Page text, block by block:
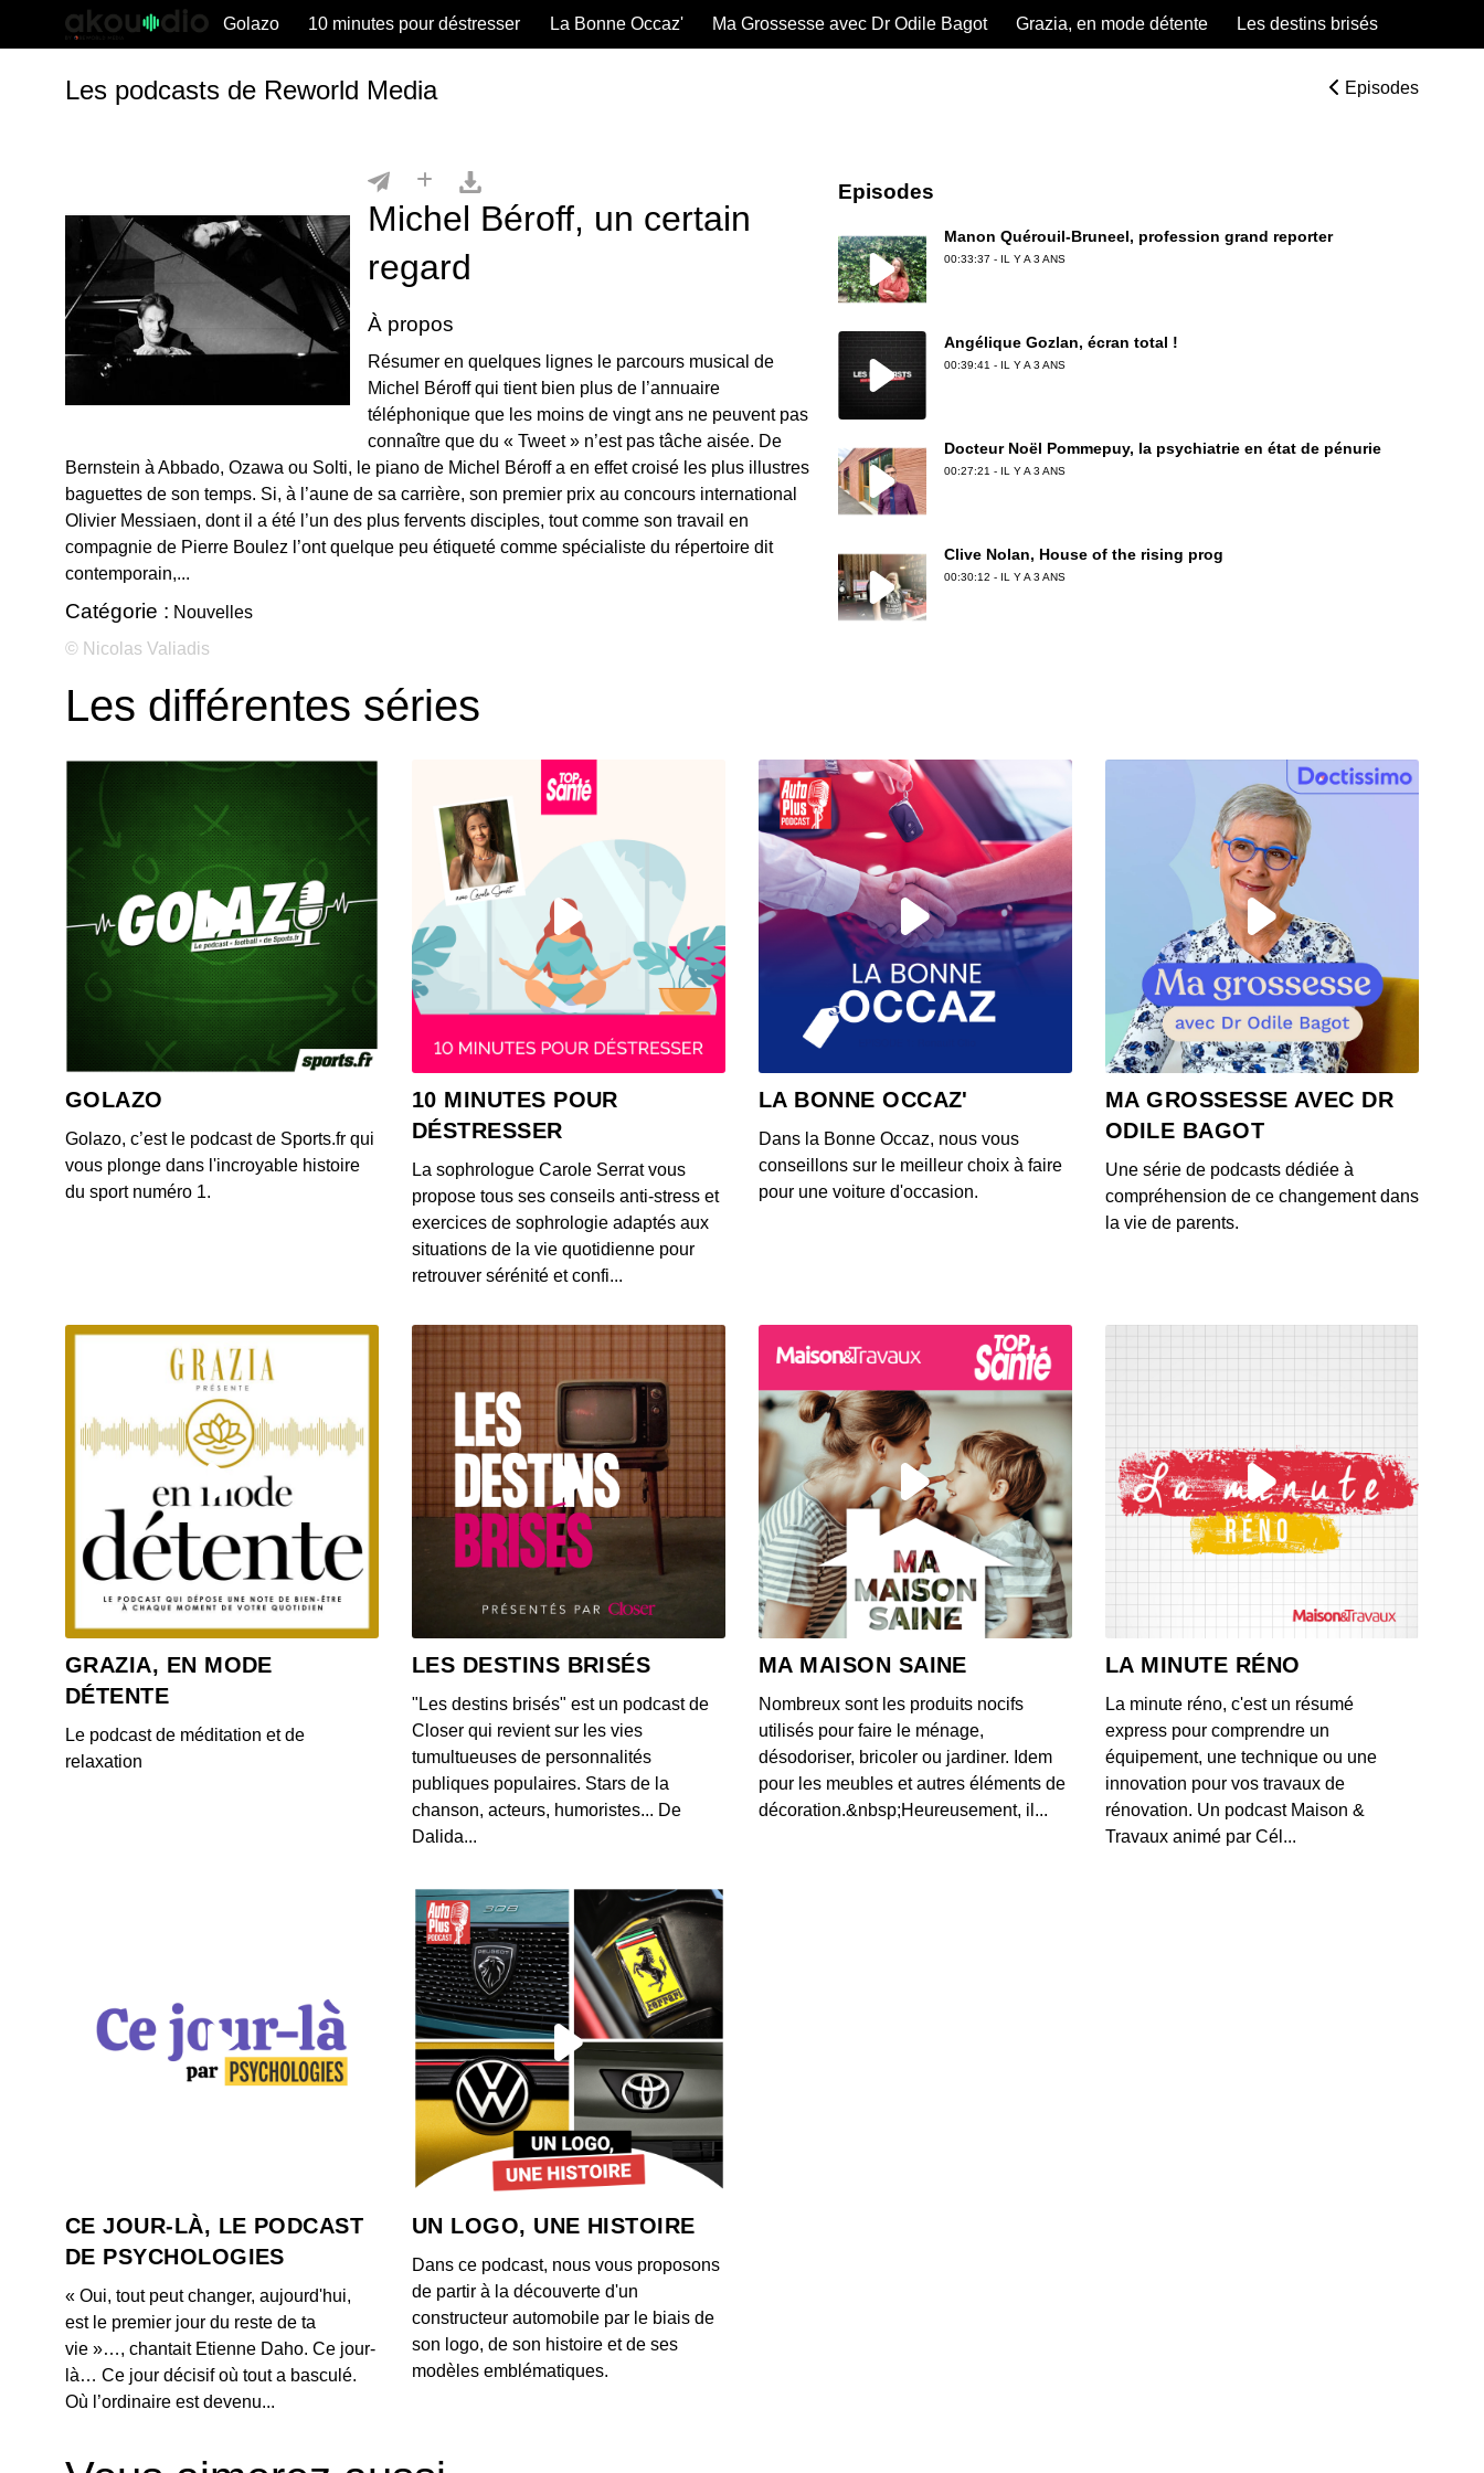
Golazo 10 minutes pour déstresser La Bonne Occaz' Ma Grossesse avec Dr Odile Bagot Grazia, en mode détente Les destins brisés
Les podcasts de Reworld Media Episodes
Michel Béroff, un certain
regard
À propos
Résumer en quelques lignes le parcours musical de
Michel Béroff qui tient bien plus de l’annuaire
téléphonique que les moins de vingt ans ne peuvent pas
connaître que du « Tweet » n’est pas tâche aisée. De
Bernstein à Abbado, Ozawa ou Solti, le piano de Michel Béroff a en effet croisé les plus illustres
baguettes de son temps. Si, à l’aune de sa carrière, son premier prix au concours international
Olivier Messiaen, dont il a été l’un des plus fervents disciples, tout comme son travail en
compagnie de Pierre Boulez l’ont quelque peu étiqueté comme spécialiste du répertoire dit
contemporain,...
Catégorie : Nouvelles
© Nicolas Valiadis
Episodes
Manon Quérouil-Bruneel, profession grand reporter
00:33:37 - IL Y A 3 ANS
Angélique Gozlan, écran total !
00:39:41 - IL Y A 3 ANS
Docteur Noël Pommepuy, la psychiatrie en état de pénurie
00:27:21 - IL Y A 3 ANS
Clive Nolan, House of the rising prog
00:30:12 - IL Y A 3 ANS
Jean-Pierre Birot, La Crim’ au crible
00:36:39 - IL Y A 3 ANS
Erwan Ledru, « Contraste » le palais du breton !
00:18:06 - IL Y A 3 ANS
Christian Prouteau, GIGN : engagé pour la vie !
00:44:26 - IL Y A 3 ANS
00:19:38 - IL Y A 3 ANS
Arthur Dénouveaux, vendredi 13
Gauthier Pirson, Monique Olivier mots à maux
Frédéric Lorimier, Virtus ose !
00:18:50 - IL Y A 3 ANS
Jean-Luc Ployé, la chambre des secrets de Monique Olivier
00:30:08 - IL Y A 3 ANS
00:19:32 - IL Y A 3 ANS
Alexandre Marchon sur un plateau !
Les différentes séries
GOLAZO
Golazo, c’est le podcast de Sports.fr qui
vous plonge dans l'incroyable histoire
du sport numéro 1.
10 MINUTES POUR
DÉSTRESSER
La sophrologue Carole Serrat vous
propose tous ses conseils anti-stress et
exercices de sophrologie adaptés aux
situations de la vie quotidienne pour
retrouver sérénité et confi...
LA BONNE OCCAZ'
Dans la Bonne Occaz, nous vous
conseillons sur le meilleur choix à faire
pour une voiture d'occasion.
MA GROSSESSE AVEC DR
ODILE BAGOT
Une série de podcasts dédiée à
compréhension de ce changement dans
la vie de parents.
GRAZIA, EN MODE
DÉTENTE
Le podcast de méditation et de
relaxation
LES DESTINS BRISÉS
"Les destins brisés" est un podcast de
Closer qui revient sur les vies
tumultueuses de personnalités
publiques populaires. Stars de la
chanson, acteurs, humoristes... De
Dalida...
MA MAISON SAINE
Nombreux sont les produits nocifs
utilisés pour faire le ménage,
désodoriser, bricoler ou jardiner. Idem
pour les meubles et autres éléments de
décoration.&nbsp;Heureusement, il...
LA MINUTE RÉNO
La minute réno, c'est un résumé
express pour comprendre un
équipement, une technique ou une
innovation pour vos travaux de
rénovation. Un podcast Maison &
Travaux animé par Cél...
CE JOUR-LÀ, LE PODCAST
DE PSYCHOLOGIES
« Oui, tout peut changer, aujourd'hui,
est le premier jour du reste de ta
vie »…, chantait Etienne Daho. Ce jour-
là… Ce jour décisif où tout a basculé.
Où l’ordinaire est devenu...
UN LOGO, UNE HISTOIRE
Dans ce podcast, nous vous proposons
de partir à la découverte d'un
constructeur automobile par le biais de
son logo, de son histoire et de ses
modèles emblématiques.